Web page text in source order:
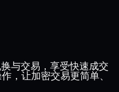
与交易，享受快速成交
，让加密交易更简单、